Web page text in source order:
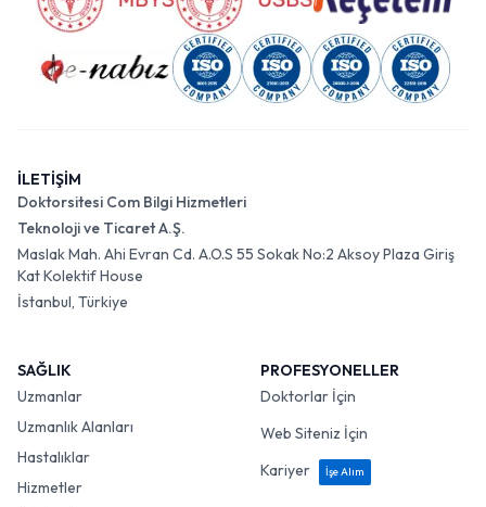
İLETİŞİM
Doktorsitesi Com Bilgi Hizmetleri
Teknoloji ve Ticaret A.Ş.
Maslak Mah. Ahi Evran Cd. A.O.S 55 Sokak No:2 Aksoy Plaza Giriş
Kat Kolektif House
İstanbul, Türkiye
SAĞLIK
Uzmanlar
Uzmanlık Alanları
Hastalıklar
Hizmetler
PROFESYONELLER
Doktorlar İçin
Web Siteniz İçin
Kariyer
İşe Alım